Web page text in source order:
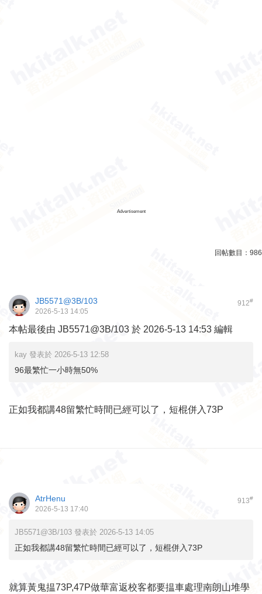
Advertisement
回帖數目： 986
912#
JB5571@3B/103
2026-5-13 14:05
本帖最後由 JB5571@3B/103 於 2026-5-13 14:53 編輯
kay 發表於 2026-5-13 12:58
96最繁忙一小時無50%
正如我都講48留繁忙時間已經可以了，短棍併入73P
913#
AtrHenu
2026-5-13 17:40
JB5571@3B/103 發表於 2026-5-13 14:05
正如我都講48留繁忙時間已經可以了，短棍併入73P
就算黃鬼揾73P,47P做華富返校客都要揾車處理南朗山堆學